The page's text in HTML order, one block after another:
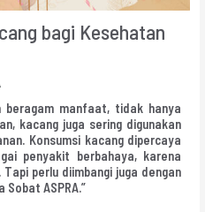
bagi Kesehatan
beragam manfaat, tidak hanya
kacang juga sering digunakan
Konsumsi kacang dipercaya
penyakit berbahaya, karena
perlu diimbangi juga dengan
ASPRA.”